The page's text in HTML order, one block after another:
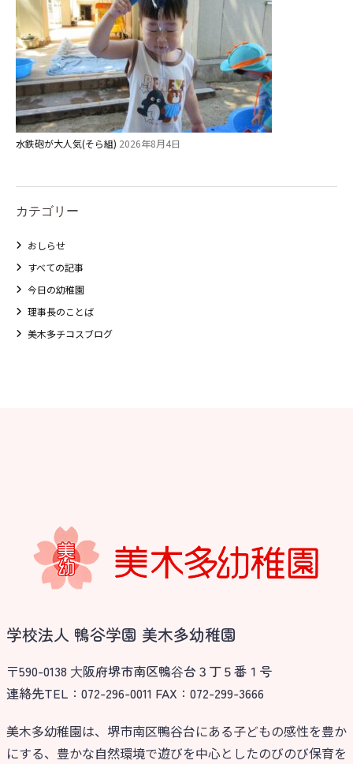
水鉄砲が大人気(そら組) 2026年8月4日
カテゴリー
おしらせ
すべての記事
今日の幼稚園
理事長のことば
美木多チコスブログ
学校法人 鴨谷学園 美木多幼稚園
〒590-0138 ⼤阪府堺市南区鴨⾕台３丁５番１号
連絡先TEL：072-296-0011 FAX：072-299-3666
美木多幼稚園は、堺市南区鴨谷台にある子どもの感性を豊か
にする、豊かな自然環境で遊びを中心としたのびのび保育を